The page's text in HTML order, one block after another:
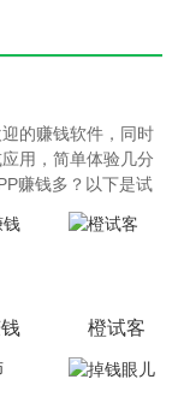
的赚钱软件，同时
用，简单体验几分
赚钱多？以下是试
玩任务单价高低、
，欢迎大家体验下
橙试客